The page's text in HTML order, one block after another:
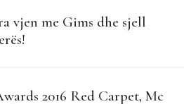
vjen me Gims dhe sjell
2016 Red Carpet, Mc